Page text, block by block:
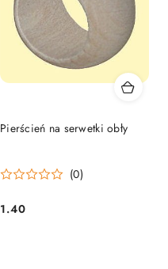
Pierścień na serwetki obły
(0)
Cena:
1.40